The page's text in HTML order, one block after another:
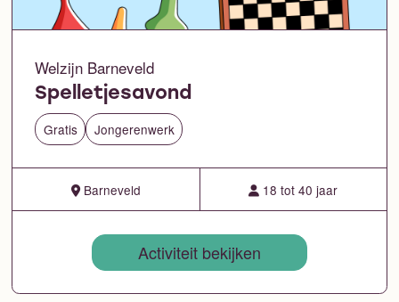
Welzijn Barneveld
Spelletjesavond
Gratis Jongerenwerk
Barneveld 18 tot 40 jaar
Activiteit bekijken